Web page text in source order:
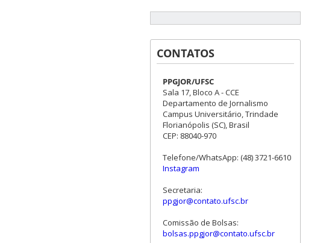
CONTATOS
PPGJOR/UFSC
Sala 17, Bloco A - CCE
Departamento de Jornalismo
Campus Universitário, Trindade
Florianópolis (SC), Brasil
CEP: 88040-970
Telefone/WhatsApp: (48) 3721-6610
Instagram
Secretaria:
ppgjor@contato.ufsc.br
Comissão de Bolsas:
bolsas.ppgjor@contato.ufsc.br